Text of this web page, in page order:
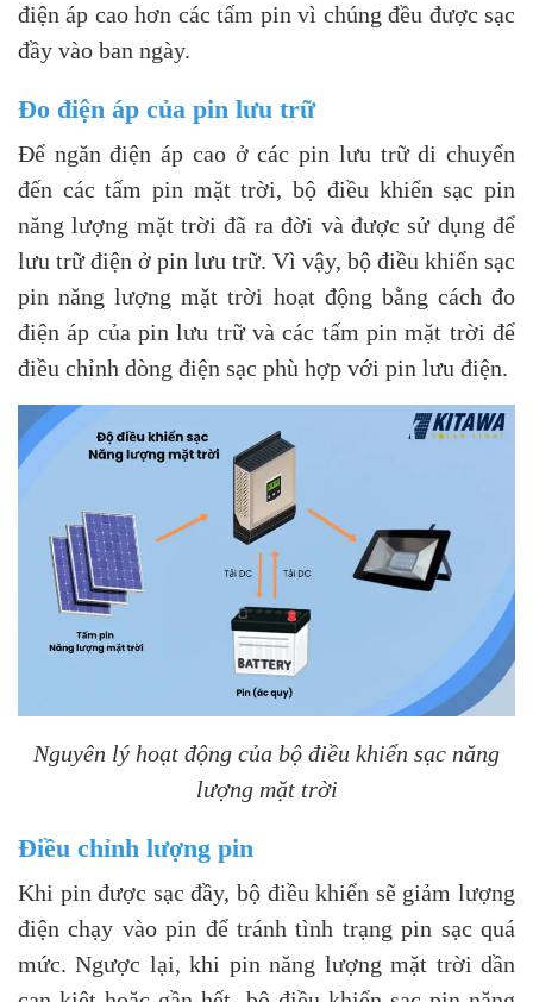
điện áp cao hơn các tấm pin vì chúng đều được sạc
đầy vào ban ngày.
Đo điện áp của pin lưu trữ
Để ngăn điện áp cao ở các pin lưu trữ di chuyển
đến các tấm pin mặt trời, bộ điều khiển sạc pin
năng lượng mặt trời đã ra đời và được sử dụng để
lưu trữ điện ở pin lưu trữ. Vì vậy, bộ điều khiển sạc
pin năng lượng mặt trời hoạt động bằng cách đo
điện áp của pin lưu trữ và các tấm pin mặt trời để
điều chỉnh dòng điện sạc phù hợp với pin lưu điện.
Nguyên lý hoạt động của bộ điều khiển sạc năng
lượng mặt trời
Điều chỉnh lượng pin
Khi pin được sạc đầy, bộ điều khiển sẽ giảm lượng
điện chạy vào pin để tránh tình trạng pin sạc quá
mức. Ngược lại, khi pin năng lượng mặt trời dần